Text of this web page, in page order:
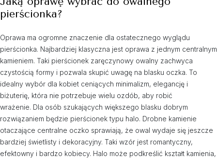
pierścionka?
Oprawa ma ogromne znaczenie dla ostatecznego wyglądu
pierścionka. Najbardziej klasyczna jest oprawa z jednym centralnym
kamieniem. Taki pierścionek zaręczynowy owalny zachwyca
czystością formy i pozwala skupić uwagę na blasku oczka. To
idealny wybór dla kobiet ceniących minimalizm, elegancję i
biżuterię, która nie potrzebuje wielu ozdób, aby robić
wrażenie. Dla osób szukających większego blasku dobrym
rozwiązaniem będzie pierścionek typu halo. Drobne kamienie
otaczające centralne oczko sprawiają, że owal wydaje się jeszcze
bardziej świetlisty i dekoracyjny. Taki wzór jest romantyczny,
efektowny i bardzo kobiecy. Halo może podkreślić kształt kamienia,